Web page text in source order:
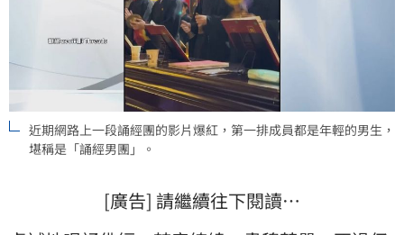
近期網路上一段誦經團的影片爆紅，第一排成員都是年輕的男生，
堪稱是「誦經男團」。
[廣告] 請繼續往下閱讀…